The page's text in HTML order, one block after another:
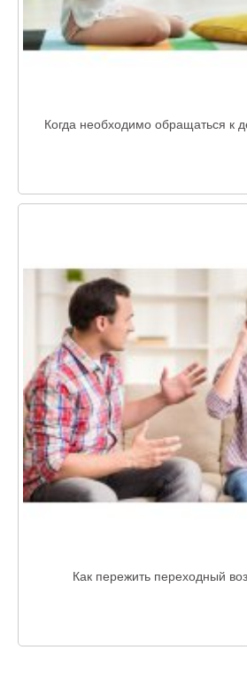
Когда необходимо обращаться к
Как пережить переходный